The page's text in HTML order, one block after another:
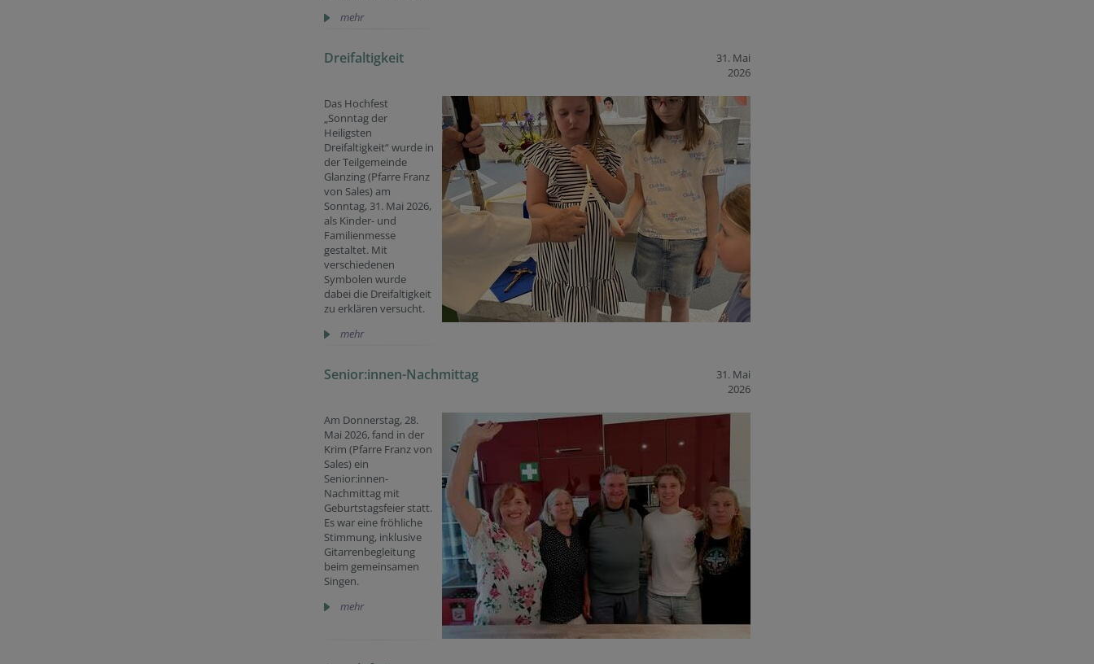
mehr
Dreifaltigkeit
31. Mai
2026
Das Hochfest
„Sonntag der
Heiligsten
Dreifaltigkeit“ wurde in
der Teilgemeinde
Glanzing (Pfarre Franz
von Sales) am
Sonntag, 31. Mai 2026,
als Kinder- und
Familienmesse
gestaltet. Mit
verschiedenen
Symbolen wurde
dabei die Dreifaltigkeit
zu erklären versucht.
mehr
Senior:innen-Nachmittag
31. Mai
2026
Am Donnerstag, 28.
Mai 2026, fand in der
Krim (Pfarre Franz von
Sales) ein
Senior:innen-
Nachmittag mit
Geburtstagsfeier statt.
Es war eine fröhliche
Stimmung, inklusive
Gitarrenbegleitung
beim gemeinsamen
Singen.
mehr